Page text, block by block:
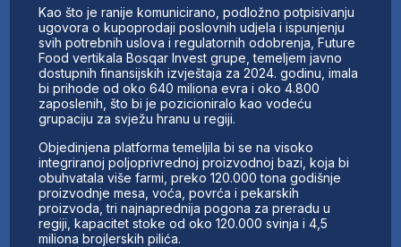
Kao što je ranije komunicirano, podložno potpisivanju
ugovora o kupoprodaji poslovnih udjela i ispunjenju
svih potrebnih uslova i regulatornih odobrenja, Future
Food vertikala Bosqar Invest grupe, temeljem javno
dostupnih finansijskih izvještaja za 2024. godinu, imala
bi prihode od oko 640 miliona evra i oko 4.800
zaposlenih, što bi je pozicioniralo kao vodeću
grupaciju za svježu hranu u regiji.
Objedinjena platforma temeljila bi se na visoko
integriranoj poljoprivrednoj proizvodnoj bazi, koja bi
obuhvatala više farmi, preko 120.000 tona godišnje
proizvodnje mesa, voća, povrća i pekarskih
proizvoda, tri najnaprednija pogona za preradu u
regiji, kapacitet stoke od oko 120.000 svinja i 4,5
miliona brojlerskih pilića.